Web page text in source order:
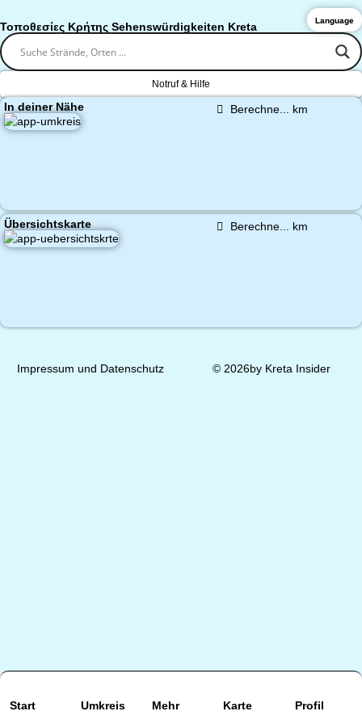
Τοποθεσίες Κρήτης Sehenswürdigkeiten Kreta
Notruf & Hilfe
In deiner Nähe Berechne... km
Übersichtskarte Berechne... km
Start Umkreis Mehr Karte Profil
Impressum und Datenschutz © 2026by Kreta Insider
Language